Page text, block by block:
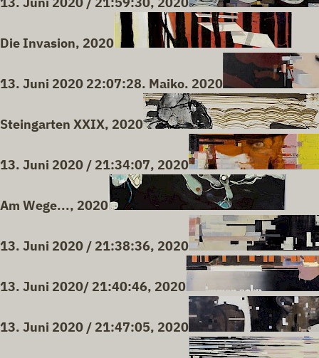
Die Invasion, 2020
13. Juni 2020 22:07:28. Maiko. 2020
Steingarten XXIX, 2020
13. Juni 2020 / 21:34:07, 2020
Am Wege..., 2020
13. Juni 2020 / 21:38:36, 2020
13. Juni 2020/ 21:40:46, 2020
13. Juni 2020 / 21:47:05, 2020